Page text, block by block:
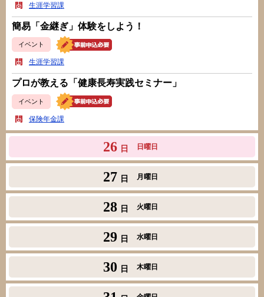
生涯学習課
簡易「金継ぎ」体験をしよう！
イベント
生涯学習課
プロが教える「健康長寿実践セミナー」
イベント
保険年金課
26 日 日曜日
27 日 月曜日
28 日 火曜日
29 日 水曜日
30 日 木曜日